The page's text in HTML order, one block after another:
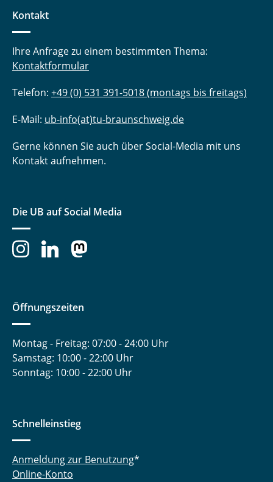
Kontakt
Ihre Anfrage zu einem bestimmten Thema:
Kontaktformular
Telefon: +49 (0) 531 391-5018 (montags bis freitags)
E-Mail: ub-info(at)tu-braunschweig.de
Gerne können Sie auch über Social-Media mit uns
Kontakt aufnehmen.
Die UB auf Social Media
Öffnungszeiten
Montag - Freitag: 07:00 - 24:00 Uhr
Samstag: 10:00 - 22:00 Uhr
Sonntag: 10:00 - 22:00 Uhr
Schnelleinstieg
Anmeldung zur Benutzung*
Online-Konto